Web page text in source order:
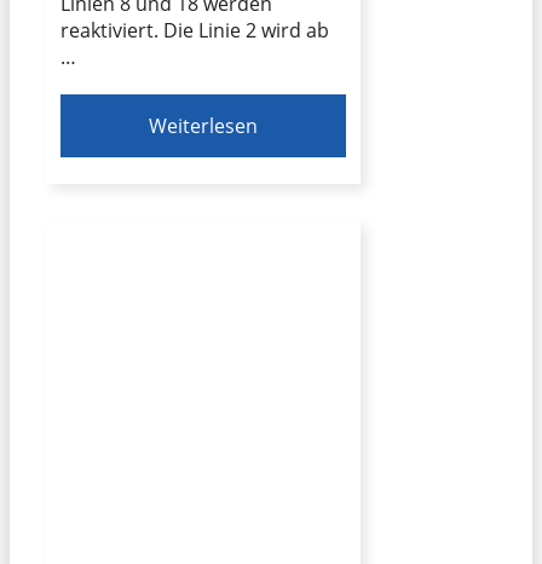
reaktiviert. Die Linie 2 wird ab
…
Weiterlesen